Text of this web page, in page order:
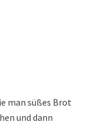
man süßes Brot
und dann